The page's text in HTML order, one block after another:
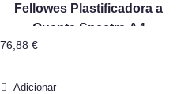
Fellowes Plastificadora a
Quente Spectra A4
76,88 €
Adicionar